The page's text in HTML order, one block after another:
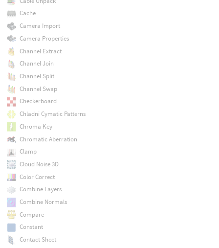
Cache
Camera Import
Camera Properties
Channel Extract
Channel Join
Channel Split
Channel Swap
Checkerboard
Chladni Cymatic Patterns
Chroma Key
Chromatic Aberration
Clamp
Cloud Noise 3D
Color Correct
Combine Layers
Combine Normals
Compare
Constant
Contact Sheet